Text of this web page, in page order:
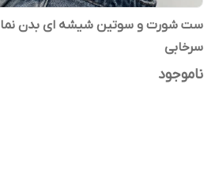
ست شورت و سوتین شیشه ای بدن نما
سرخابی
ناموجود